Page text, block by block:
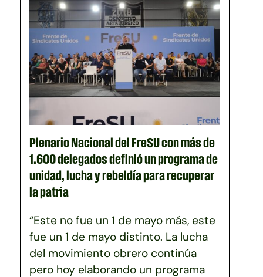
Plenario Nacional del FreSU con más de
1.600 delegados definió un programa de
unidad, lucha y rebeldía para recuperar
la patria
“Este no fue un 1 de mayo más, este
fue un 1 de mayo distinto. La lucha
del movimiento obrero continúa
pero hoy elaborando un programa